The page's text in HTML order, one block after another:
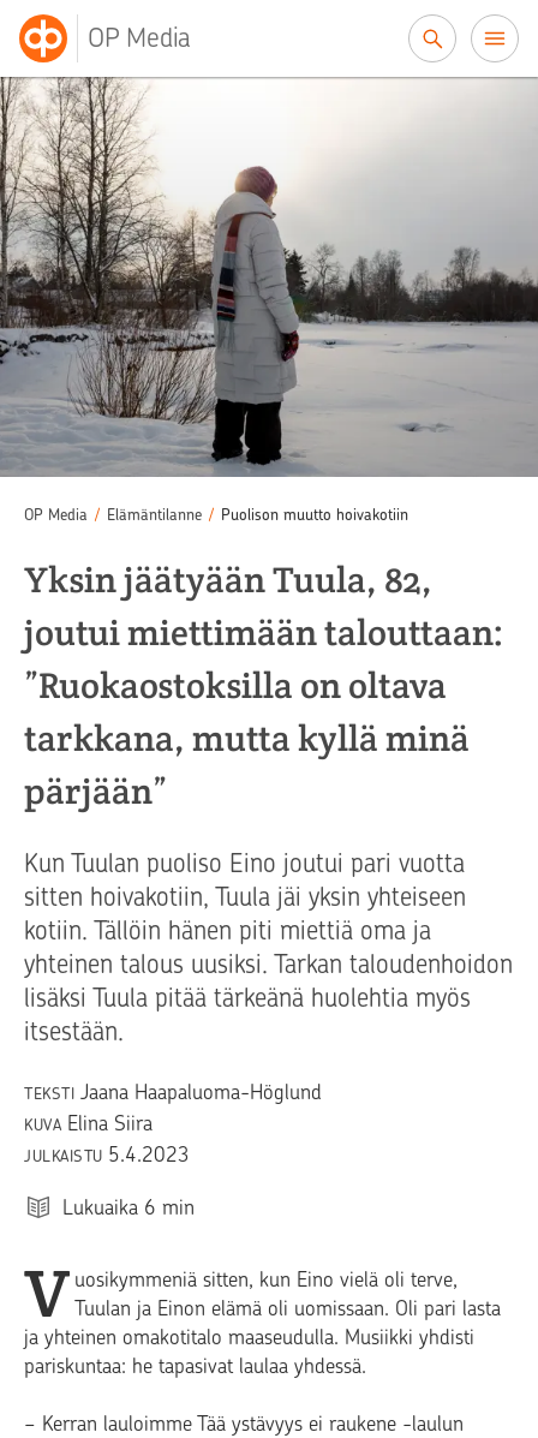
OP Media
OP Media / Elämäntilanne / Puolison muutto hoivakotiin
Yksin jäätyään Tuula, 82,
joutui miettimään talouttaan:
”Ruokaostoksilla on oltava
tarkkana, mutta kyllä minä
pärjään”
Kun Tuulan puoliso Eino joutui pari vuotta
sitten hoivakotiin, Tuula jäi yksin yhteiseen
kotiin. Tällöin hänen piti miettiä oma ja
yhteinen talous uusiksi. Tarkan taloudenhoidon
lisäksi Tuula pitää tärkeänä huolehtia myös
itsestään.
TEKSTI Jaana Haapaluoma-Höglund
KUVA Elina Siira
JULKAISTU 5.4.2023
Lukuaika 6 min
V uosikymmeniä sitten, kun Eino vielä oli terve,
Tuulan ja Einon elämä oli uomissaan. Oli pari lasta
ja yhteinen omakotitalo maaseudulla. Musiikki yhdisti
pariskuntaa: he tapasivat laulaa yhdessä.
− Kerran lauloimme Tää ystävyys ei raukene -laulun